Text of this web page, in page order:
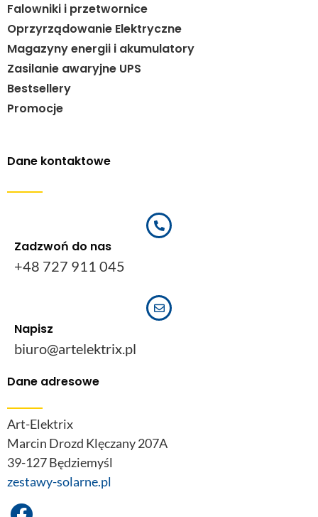
Falowniki i przetwornice
Oprzyrządowanie Elektryczne
Magazyny energii i akumulatory
Zasilanie awaryjne UPS
Bestsellery
Promocje
Dane kontaktowe
Zadzwoń do nas
+48 727 911 045
Napisz
biuro@artelektrix.pl
Dane adresowe
Art-Elektrix
Marcin Drozd Klęczany 207A
39-127 Będziemyśl
zestawy-solarne.pl